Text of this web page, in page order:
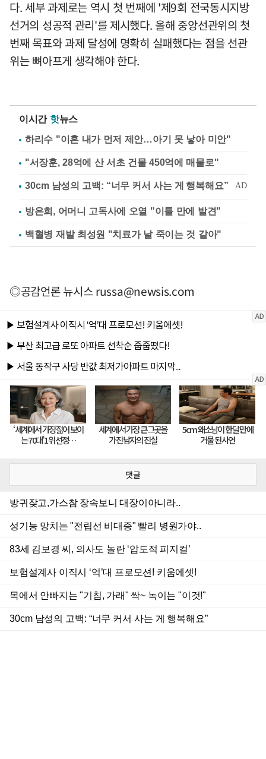
다. 세부 과제로는 역시 첫 번째에 '제9회 전국동시지방
선거의 성공적 관리'를 제시했다. 올해 중앙선관위의 첫
번째 목표와 과제 달성에 명확히 실패했다는 점을 선관
위는 뼈아프게 생각해야 한다.
이시간 핫뉴스
하리수 "이혼 내가 먼저 제안…아기 못 낳아 미안"
"서장훈, 28억에 산 서초 건물 450억에 매물로"
방은희, 어머니 고독사에 오열 "이틀 만에 발견"
백혈병 재발 최성원 "치료가 날 죽이는 것 같아"
◎공감언론 뉴시스russa@newsis.com
댓글